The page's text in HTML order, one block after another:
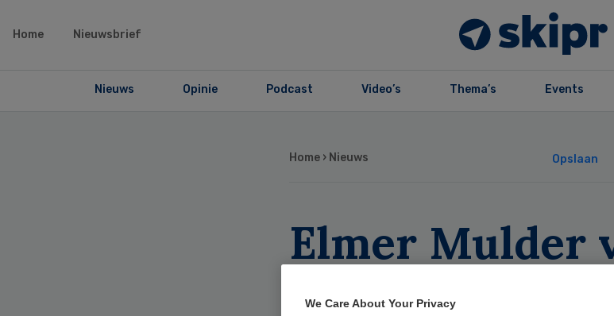
Home Nieuwsbrief
Nieuws Opinie Podcast Video’s Thema’s Events
Home › Nieuws Opslaan
Elmer Mulder
bij VUmc
We Care About Your Privacy